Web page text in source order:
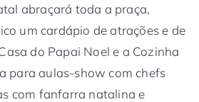
abraçará toda a praça,
um cardápio de atrações e de
do Papai Noel e a Cozinha
para aulas-show com chefs
com fanfarra natalina e